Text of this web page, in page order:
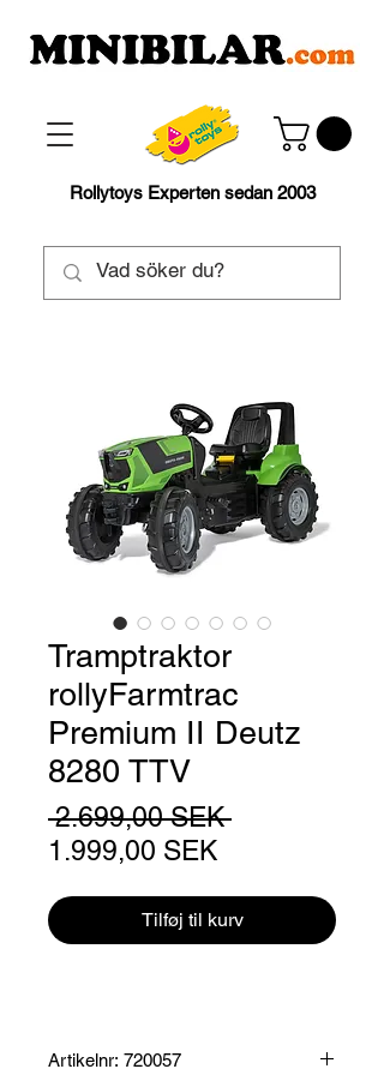
Rollytoys Experten sedan 2003
Tramptraktor
rollyFarmtrac
Premium II Deutz
8280 TTV
2.699,00 SEK Regulær
1.999,00 SEKSalgspris
Tilføj til kurv
Artikelnr: 720057